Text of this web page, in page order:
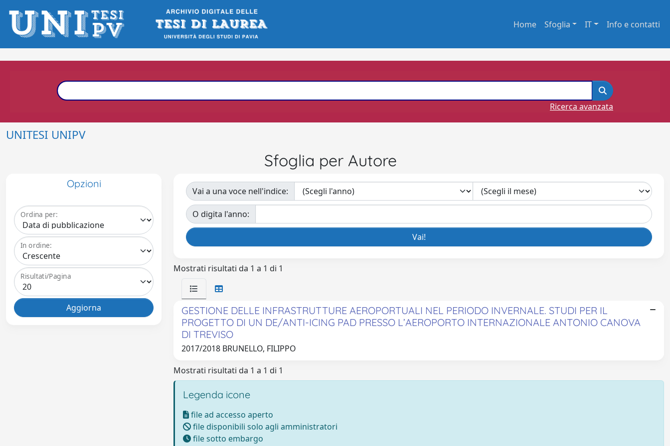
Home Sfoglia IT Info e contatti
Ricerca avanzata
UNITESI UNIPV
Sfoglia per Autore
Opzioni
Ordina per:
In ordine:
Risultati/Pagina
Vai a una voce nell'indice:
O digita l'anno:
Mostrati risultati da 1 a 1 di 1
GESTIONE DELLE INFRASTRUTTURE AEROPORTUALI NEL PERIODO INVERNALE. STUDI PER IL
PROGETTO DI UN DE/ANTI-ICING PAD PRESSO L’AEROPORTO INTERNAZIONALE ANTONIO CANOVA
DI TREVISO
2017/2018 BRUNELLO, FILIPPO
Mostrati risultati da 1 a 1 di 1
Legenda icone
file ad accesso aperto
file disponibili solo agli amministratori
file sotto embargo